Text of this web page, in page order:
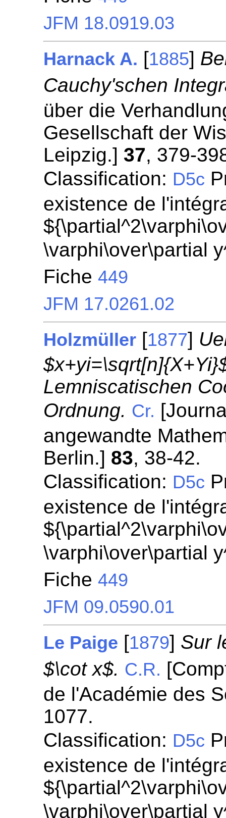
JFM 18.0919.03
Harnack A. [1885]
Cauchy'schen
über die
Gesellschaft der
Leipzig.] 37, 379-
Classification: D5c
existence de
\varphi\over\partial
Fiche449
JFM 17.0261.02
Holzmüller [1877]
Lemniscatischen
Ordnung. Cr.
angewandte
Berlin.] 83, 38-42.
Classification: D5c
existence de
\varphi\over\partial
Fiche449
JFM 09.0590.01
Le Paige [1879] Sur
$\cot x$. C.R.
de l'Académie des
1077.
Classification: D5c
existence de
\varphi\over\partial